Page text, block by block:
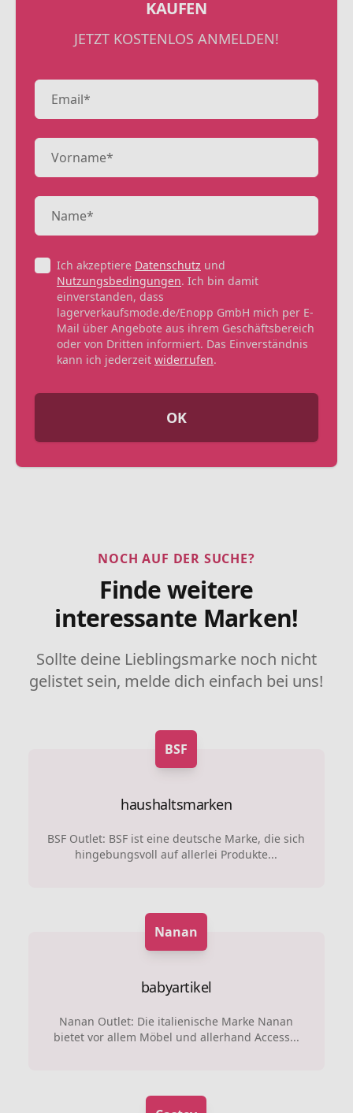
KAUFEN
JETZT KOSTENLOS ANMELDEN!
Ich akzeptiere Datenschutz und
Nutzungsbedingungen. Ich bin damit
einverstanden, dass
lagerverkaufsmode.de/Enopp GmbH mich per E-
Mail über Angebote aus ihrem Geschäftsbereich
oder von Dritten informiert. Das Einverständnis
kann ich jederzeit widerrufen.
OK
NOCH AUF DER SUCHE?
Finde weitere
interessante Marken!
Sollte deine Lieblingsmarke noch nicht
gelistet sein, melde dich einfach bei uns!
BSF
haushaltsmarken
BSF Outlet: BSF ist eine deutsche Marke, die sich
hingebungsvoll auf allerlei Produkte...
Nanan
babyartikel
Nanan Outlet: Die italienische Marke Nanan
bietet vor allem Möbel und allerhand Access...